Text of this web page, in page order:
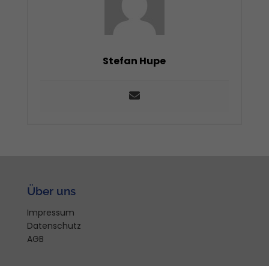
Stefan Hupe
Über uns
Impressum
Datenschutz
AGB